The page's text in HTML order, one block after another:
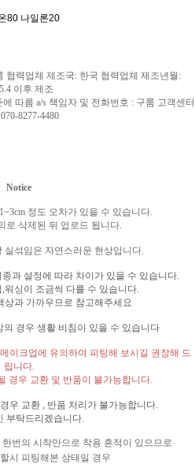
80 나일론20
협력업체 제조국: 한국 협력업체 제조년월 :
이후 제조
에 따름 a/s 책임자 및 전화번호 : 구룸 고객센터
070-8277-4480
Notice
1~3cm 정도 오차가 있을 수 있습니다.
로 삭제된 뒤 업로드 됩니다.
실섞임은 자연스러운 현상입니다
과 설정에 따라 차이가 있을 수 있습니다
워싱이 조금씩 다를 수 있습니다
상과 가까우므로 참고해주세요
의 경우 생활 비침이 있을 수 있습니다
이크업에 유의하여 피팅해 보시길 권장해 드
립니다.
경우 교환 및 반품이 불가능합니다.
우 교환 반품 처리가 불가능합니다
부탁드리겠습니다.
번의 시착만으로 착용 흔적이 있으므로
시 피팅해본 상태일 경우